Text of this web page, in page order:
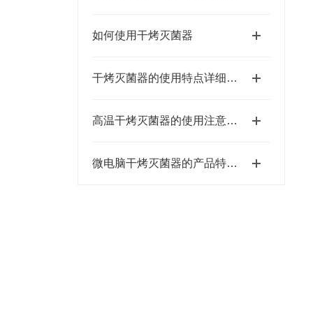
如何使用干烤灭菌器
干烤灭菌器的使用特点详细分析概述报告
高温干烤灭菌器的使用注意事项有哪些？
微电脑干烤灭菌器的产品特点以及维护事项